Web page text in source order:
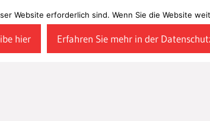
Website erforderlich sind. Wenn Sie die Website
hier Erfahren Sie mehr in der